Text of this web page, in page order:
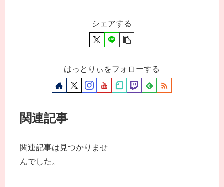
シェアする
はっとりぃをフォローする
関連記事
関連記事は見つかりませ
んでした。